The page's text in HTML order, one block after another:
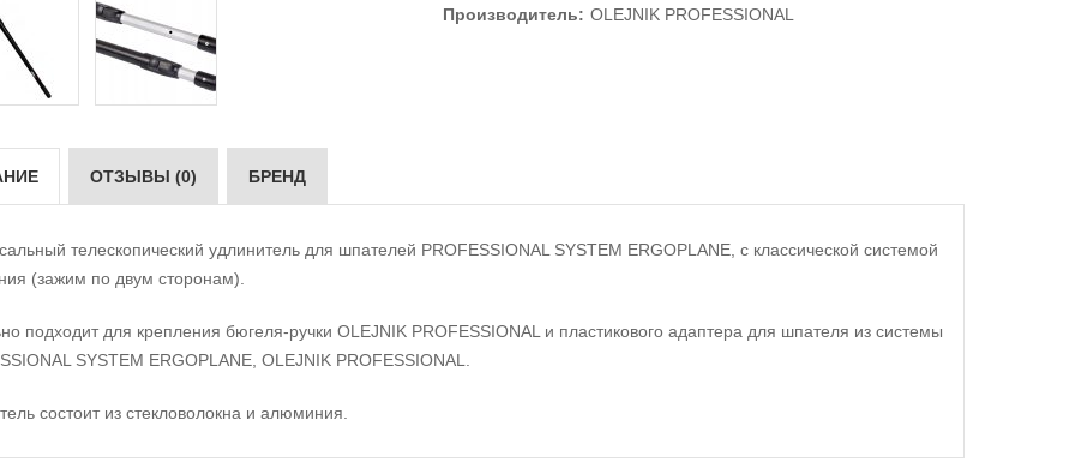
Производитель: OLEJNIK PROFESSIONAL
ОТЗЫВЫ (0) БРЕНД
телескопический удлинитель для шпателей PROFESSIONAL SYSTEM ERGOPLANE, с классической системой
(зажим по двум сторонам).
подходит для крепления бюгеля-ручки OLEJNIK PROFESSIONAL и пластикового адаптера для шпателя из системы
SYSTEM ERGOPLANE, OLEJNIK PROFESSIONAL.
состоит из стекловолокна и алюминия.